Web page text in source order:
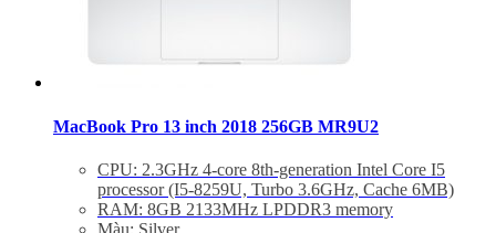
MacBook Pro 13 inch 2018 256GB MR9U2
CPU: 2.3GHz 4-core 8th-generation Intel Core I5
processor (I5-8259U, Turbo 3.6GHz, Cache 6MB)
RAM: 8GB 2133MHz LPDDR3 memory
Màu: Silver